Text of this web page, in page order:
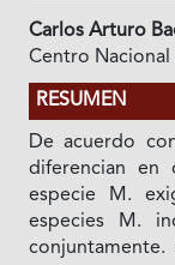
Carlos Arturo
Centro Nacional
RESUMEN
De acuerdo
diferencian en
especie M.
especies M.